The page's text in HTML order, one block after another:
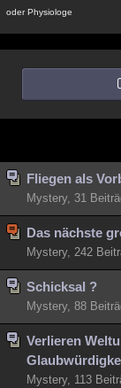
Besucht
oder Physiologe
Fliegen als
Mystery, 31
Das nächste
Mystery, 242
Schicksal ?
Mystery, 88
Verlieren
Mystery, 113